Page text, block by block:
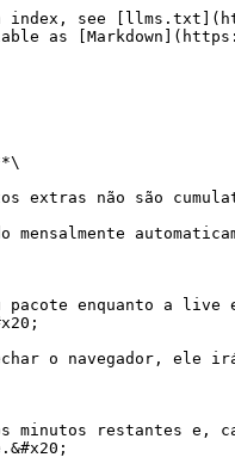
index, see
as
extras não são
mensalmente
pacote enquanto a
fechar o navegador,
minutos restantes e,